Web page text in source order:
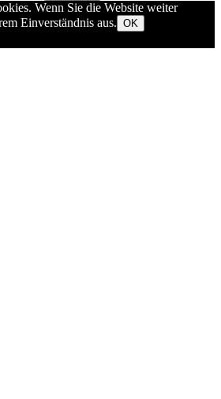
Wenn Sie die Website weiter
Einverständnis aus. OK